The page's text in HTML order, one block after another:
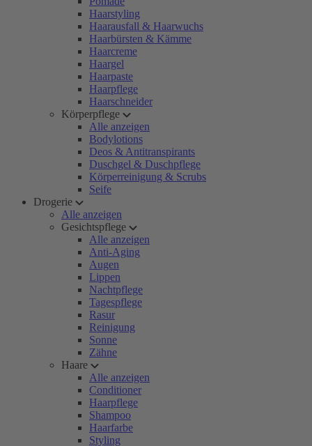
Haarstyling
Haarausfall & Haarwuchs
Haarbürsten & Kämme
Haarcreme
Haargel
Haarpaste
Haarpflege
Haarschneider
Körperpflege
Alle anzeigen
Bodylotions
Deos & Antitranspirants
Duschgel & Duschpflege
Körperreinigung & Scrubs
Seife
Drogerie
Alle anzeigen
Gesichtspflege
Alle anzeigen
Anti-Aging
Augen
Lippen
Nachtpflege
Tagespflege
Rasur
Reinigung
Sonne
Zähne
Haare
Alle anzeigen
Conditioner
Haarpflege
Shampoo
Haarfarbe
Styling